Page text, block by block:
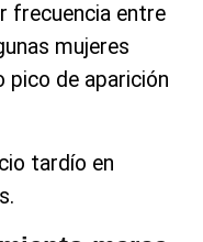
frecuencia entre
mujeres
pico de aparición
tardío en